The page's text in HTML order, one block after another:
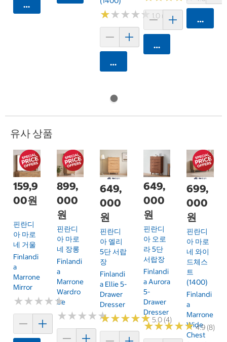
카트에 담기
★★★★★
★★★★★ 1.0 (1)
카트에 담기
카트에 담기
카트에
유사 상품
159,9
00원
핀란디
아 마로
네 거울
Finlandi
A
Marrone
Mirror
★★★★★
★★★★★
899,
000
원
핀란디
아 마로
네 장롱
Finlandi
A
Marrone
Wardro
Be
★★★★★
★★★★★
649,
000
원
핀란디
아 엘리
5단 서랍
장
Finlandi
A Ellie 5-
Drawer
Dresser
★★★★★
★★★★★ 5.0 (4)
649,
000
원
핀란디
아 오로
라 5단
서랍장
Finlandi
A Aurora
5-
Drawer
Dresser
★★★★★
★★★★★4.9 (8)
699,
000
원
핀란디
아 마로
네 와이
드체스
트
(1400)
Finlandi
A
Marrone
Wide
Chest